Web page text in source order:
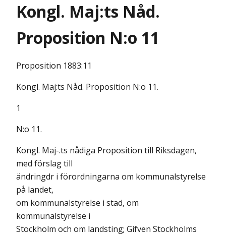
Kongl. Maj:ts Nåd.
Proposition N:o 11
Proposition 1883:11
Kongl. Maj:ts Nåd. Proposition N:o 11.
1
N:o 11.
Kongl. Maj-.ts nådiga Proposition till Riksdagen,
med förslag till
ändringdr i förordningarna om kommunalstyrelse
på landet,
om kommunalstyrelse i stad, om
kommunalstyrelse i
Stockholm och om landsting; Gifven Stockholms